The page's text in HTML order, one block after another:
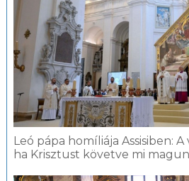
Leó pápa homíliája Assisiben:
ha Krisztust követve mi